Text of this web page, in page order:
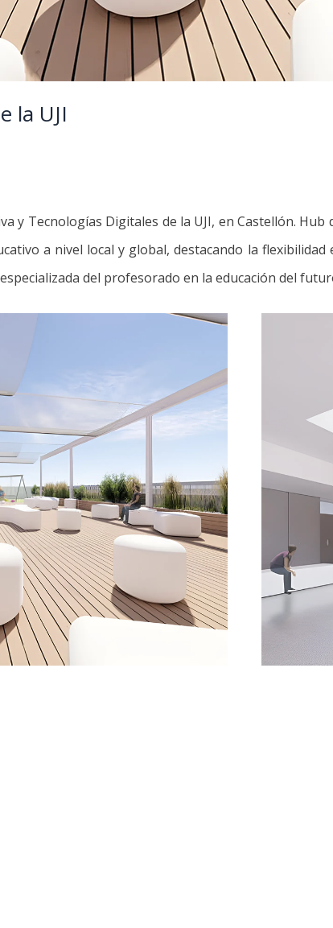
la UJI
y Tecnologías Digitales de la UJI, en Castellón. Hub
a nivel local y global, destacando la flexibilidad
del profesorado en la educación del